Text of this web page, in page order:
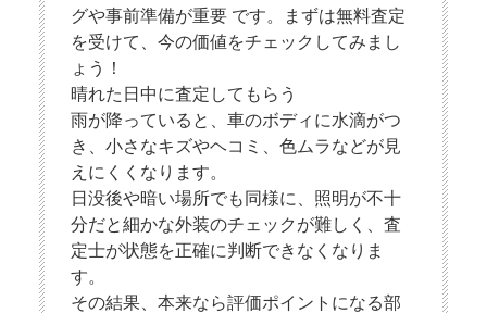
グや事前準備が重要 です。まずは無料査定
を受けて、今の価値をチェックしてみまし
ょう！
晴れた日中に査定してもらう
雨が降っていると、車のボディに水滴がつ
き、小さなキズやヘコミ、色ムラなどが見
えにくくなります。
日没後や暗い場所でも同様に、照明が不十
分だと細かな外装のチェックが難しく、査
定士が状態を正確に判断できなくなりま
す。
その結果、本来なら評価ポイントになる部